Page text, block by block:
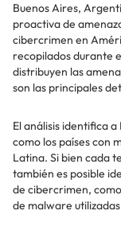
Buenos Aires,
proactiva de
cibercrimen en
recopilados durante
distribuyen las
son las principales
El análisis identifica
como los países con
Latina. Si bien cada
también es posible
de cibercrimen,
de malware